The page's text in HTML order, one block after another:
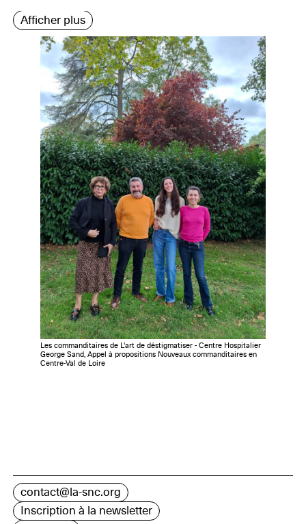
Afficher plus
Les commanditaires de L'art de déstigmatiser - Centre Hospitalier
George Sand, Appel à propositions Nouveaux commanditaires en
Centre-Val de Loire
contact@la-snc.org
Inscription à la newsletter